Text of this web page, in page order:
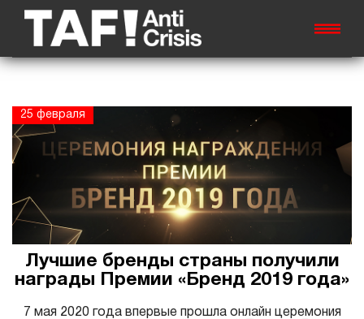
25 февраля
Лучшие бренды страны получили
награды Премии «Бренд 2019 года»
7 мая 2020 года впервые прошла онлайн церемония